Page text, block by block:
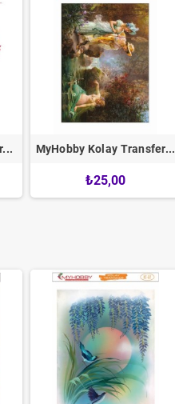
MyHobby Kolay Transfer...
₺25,00